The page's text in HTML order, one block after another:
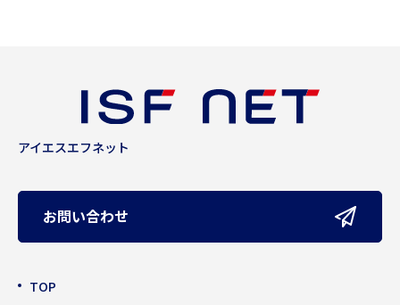
アイエスエフネット
お問い合わせ
TOP